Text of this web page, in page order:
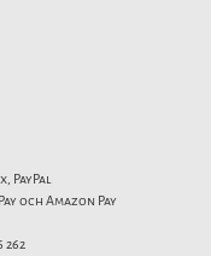
PayPal
och Amazon Pay
262